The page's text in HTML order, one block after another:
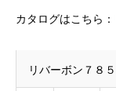
カタログはこちら：
リバーボン７８５